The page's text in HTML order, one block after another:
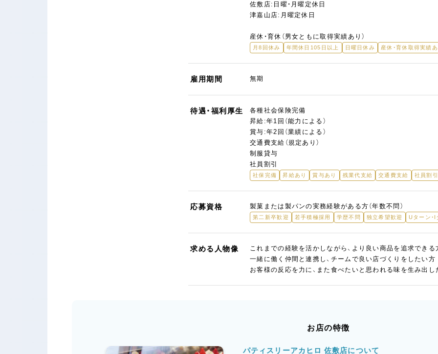
佐敷店:日曜・月曜定休日
津嘉山店:月曜定休日
産休・育休（男女ともに取得実績あり）
月8回休み 年間休日105日以上 日曜日休み 産休・育休取得実績
雇用期間 無期
待遇・福利厚生
各種社会保険完備
昇給:年1回（能力による）
賞与:年2回（業績による）
交通費支給（規定あり）
制服貸与
社員割引
社保完備 昇給あり 賞与あり 残業代支給 交通費支給 社員割
応募資格 製菓または製パンの実務経験がある方（年数不問）
第二新卒歓迎 若手積極採用 学歴不問 独立希望歓迎 Uターン・
求める人物像
これまでの経験を活かしながら、より良い商品を追求できる
一緒に働く仲間と連携し、チームで良い店づくりをしたい方
お客様の反応を力に、また食べたいと思われる味を生み出し
お店の特徴
パティスリーアカヒロ 佐敷店について